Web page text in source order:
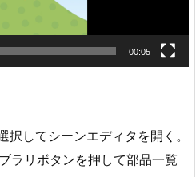
00:05
択してシーンエディタを開く。
ラリボタンを押して部品一覧